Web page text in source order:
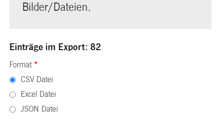
Bilder/Dateien.
Einträge im Export: 82
Format *
CSV Datei
Excel Datei
JSON Datei